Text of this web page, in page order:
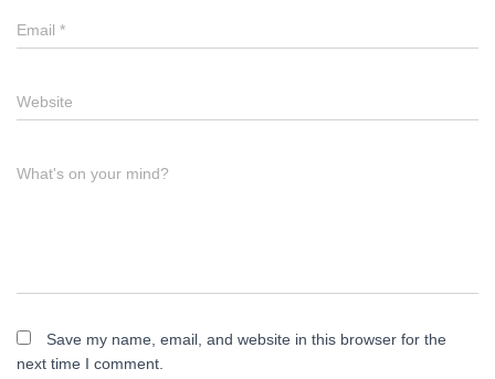
Email *
Website
What's on your mind?
Save my name, email, and website in this browser for the
next time I comment.